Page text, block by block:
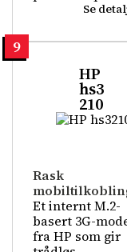
Se
9
Rask
HP
hs3
210
Et internt M.2-
basert 3G-
fra HP som gir